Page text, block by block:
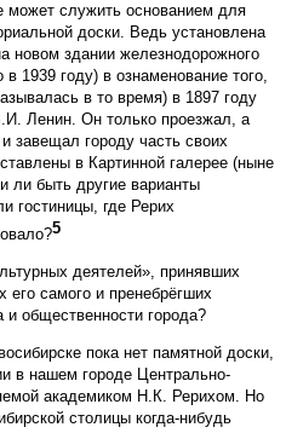
может служить основанием для
доски. Ведь установлена
новом здании железнодорожного
1939 году) в ознаменование того,
в то время) в 1897 году
Ленин. Он только проезжал, а
завещал городу часть своих
в Картинной галерее (ныне
быть другие варианты
гостиницы, где Рерих
5
деятелей», принявших
его самого и пренебрёгших
и общественности города?
пока нет памятной доски,
в нашем городе Центрально-
академиком Н.К. Рерихом. Но
столицы когда-нибудь